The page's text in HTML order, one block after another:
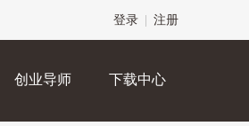
登录 注册
创业导师 下载中心